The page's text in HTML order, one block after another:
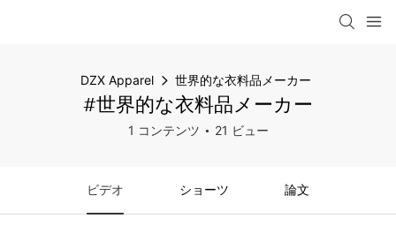
DZX Apparel 世界的な衣料品メーカー
#世界的な衣料品メーカー
1 コンテンツ 21 ビュー
ビデオ ショーツ 論文